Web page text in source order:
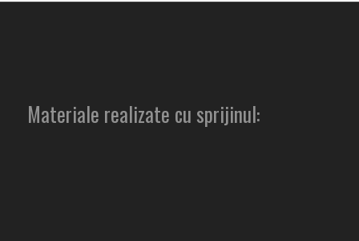
Materiale realizate cu sprijinul: